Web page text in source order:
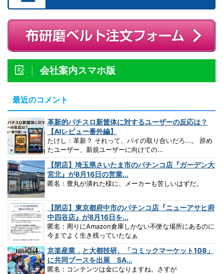
会社案内スマホ版
最近のコメント
革新的パチスロ新筐体に対するユーザーの反応は？
【AIレビュー番外編】
たけし：革新？ それって、パイの取り合いだろ...。 辞め
たユーザー、新規ユーザーに向けての...
【閉店】埼玉県さいたま市のパチンコ店『ガーデン大
宮北』が8月16日の営業...
匿名：豊丸が潰れた様に、メーカーも苦しいはずだ。
【閉店】東京都府中市のパチンコ店『ニューアサヒ府
中四谷店』が8月16日を...
匿名：周りにAmazon倉庫しかない不便な場所にあるのに
今までよく生き残っていたなぁ
京楽産業．と大都技研、「コミックマーケット108」
に共同ブースを出展 SA...
匿名：コンテンツは金になりますね。さすが